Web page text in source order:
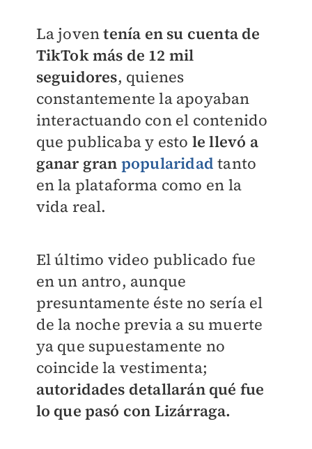
La joventenía en su cuenta de
TikTok más de 12 mil
seguidores, quienes
constantemente la apoyaban
interactuando con el contenido
que publicaba y esto le llevó a
ganar gran popularidad tanto
en la plataforma como en la
vida real.
El último video publicado fue
en un antro, aunque
presuntamente éste no sería el
de la noche previa a su muerte
ya que supuestamente no
coincide la vestimenta;
autoridades detallarán qué fue
lo que pasó con Lizárraga.